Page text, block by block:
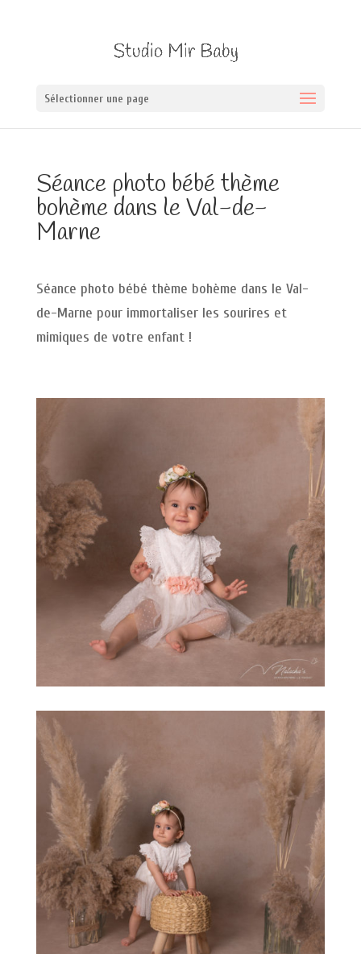
Sélectionner une page
Séance photo bébé thème
bohème dans le Val-de-
Marne
Séance photo bébé thème bohème dans le Val-
de-Marne pour immortaliser les sourires et
mimiques de votre enfant !